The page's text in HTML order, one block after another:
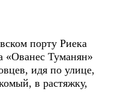
порту Риека
«Ованес Туманян»
идя по улице,
в растяжку,